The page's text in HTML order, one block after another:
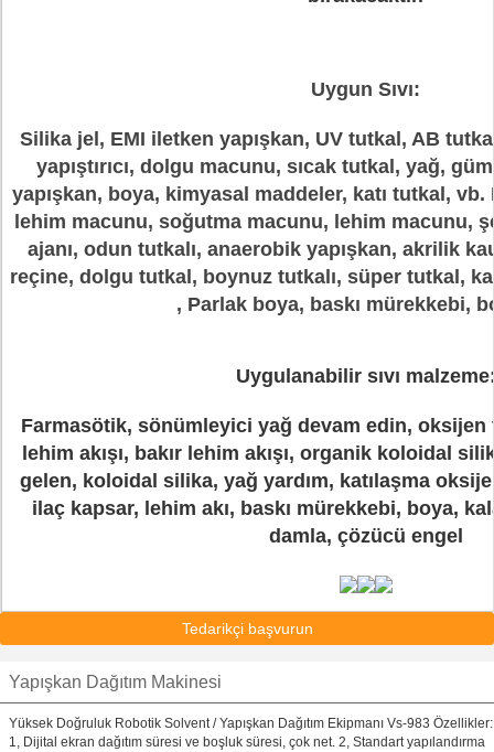
Uygun Sıvı:
Silika jel, EMI iletken yapışkan, UV tutkal, AB
yapıştırıcı, dolgu macunu, sıcak tutkal, yağ,
yapışkan, boya, kimyasal maddeler, katı tutkal, vb.
lehim macunu, soğutma macunu, lehim macunu,
ajanı, odun tutkalı, anaerobik yapışkan, akrilik
reçine, dolgu tutkal, boynuz tutkalı, süper tutkal,
, Parlak boya, baskı mürekkebi,
Uygulanabilir sıvı
Farmasötik, sönümleyici yağ devam edin,
lehim akışı, bakır lehim akışı, organik koloidal
gelen, koloidal silika, yağ yardım, katılaşma
ilaç kapsar, lehim akı, baskı mürekkebi, boya,
damla, çözücü engel
Tedarikçi başvurun
Yapışkan Dağıtım Makinesi
Yüksek Doğruluk Robotik Solvent / Yapışkan Dağıtım Ekipmanı Vs-983 Özellikler:
1, Dijital ekran dağıtım süresi ve boşluk süresi, çok net. 2, Standart yapılandırma